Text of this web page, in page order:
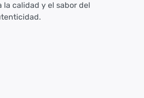
la calidad y el sabor del